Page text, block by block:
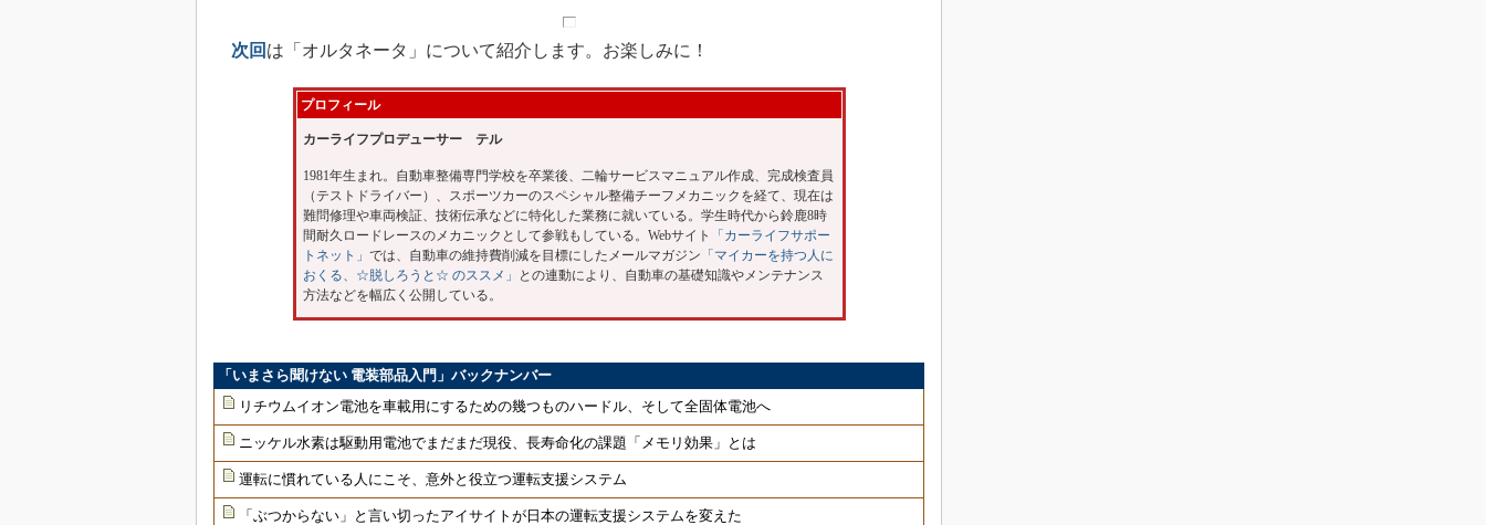
次回 は「オルタネータ」について紹介します。お楽しみに！
プロフィール
カーライフプロデューサー テル
1981年生まれ。自動車整備専門学校を卒業後、二輪サービスマニュアル作成、完成検査員
（テストドライバー）、スポーツカーのスペシャル整備チーフメカニックを経て、現在は
難問修理や車両検証、技術伝承などに特化した業務に就いている。学生時代から鈴鹿8時
間耐久ロードレースのメカニックとして参戦もしている。Webサイト
「カーライフサポー
トネット」 では、自動車の維持費削減を目標にしたメールマガジン 「マイカーを持つ人に
おくる、☆脱しろうと☆ のススメ」
との連動により、自動車の基礎知識やメンテナンス
方法などを幅広く公開している。
「いまさら聞けない 電装部品入門」バックナンバー
リチウムイオン電池を車載用にするための幾つものハードル、そして全固体電池へ
ニッケル水素は駆動用電池でまだまだ現役、長寿命化の課題「メモリ効果」とは
運転に慣れている人にこそ、意外と役立つ運転支援システム
「ぶつからない」と言い切ったアイサイトが日本の運転支援システムを変えた